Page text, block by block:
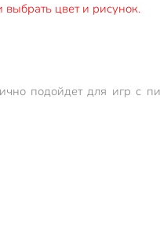
выбрать цвет и рисунок.
подойдет для игр с